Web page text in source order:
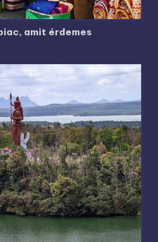
amit érdemes